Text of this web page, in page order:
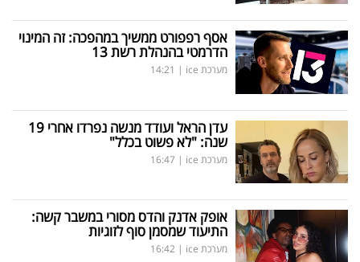
אסף רפפורט ממשיך במהפכה: זה המינוי
הדרמטי בהנהלת רשת 13
מערכת ice |
14:21
עדן הראל ועודד מנשה נפרדו אחרי 19
שנה: "לא פשוט בכלל"
מערכת ice |
16:47
אופק אדנק והדס מסורי במשבר קשה:
התיעוד שמסמן סוף לזוגיות
מערכת ice |
16:42